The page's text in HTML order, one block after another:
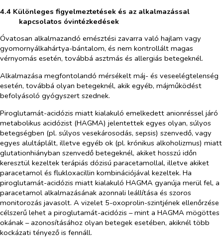
4.4 Különleges figyelmeztetések és az alkalmazással
kapcsolatos óvintézkedések
Óvatosan alkalmazandó emésztési zavarra való hajlam vagy
gyomornyálkahártya-bántalom, és nem kontrollált magas
vérnyomás esetén, továbbá asztmás és allergiás betegeknél.
Alkalmazása megfontolandó mérsékelt máj- és veseelégtelenség
esetén, továbbá olyan betegeknél, akik egyéb, májműködést
befolyásoló gyógyszert szednek.
Piroglutamát-acidózis miatt kialakuló emelkedett anionréssel járó
metabolikus acidózist (HAGMA) jelentettek egyes olyan, súlyos
betegségben (pl. súlyos vesekárosodás, sepsis) szenvedő, vagy
egyes alultáplált, illetve egyéb ok (pl. krónikus alkoholizmus) miatt
glutationhiányban szenvedő betegeknél, akiket hosszú időn
keresztül kezeltek terápiás dózisú paracetamollal, illetve akiket
paracetamol és flukloxacillin kombinációjával kezeltek. Ha
piroglutamát-acidózis miatt kialakuló HAGMA gyanúja merül fel, a
paracetamol alkalmazásának azonnali leállítása és szoros
monitorozás javasolt. A vizelet 5-oxoprolin-szintjének ellenőrzése
célszerű lehet a piroglutamát-acidózis – mint a HAGMA mögöttes
okának – azonosításához olyan betegek esetében, akiknél több
kockázati tényező is fennáll.